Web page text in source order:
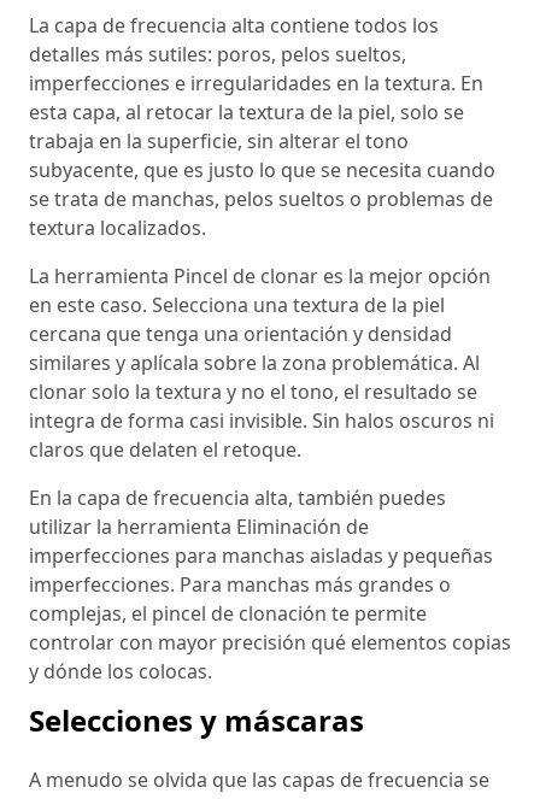
La capa de frecuencia alta contiene todos los
detalles más sutiles: poros, pelos sueltos,
imperfecciones e irregularidades en la textura. En
esta capa, al retocar la textura de la piel, solo se
trabaja en la superficie, sin alterar el tono
subyacente, que es justo lo que se necesita cuando
se trata de manchas, pelos sueltos o problemas de
textura localizados.
La herramienta Pincel de clonar es la mejor opción
en este caso. Selecciona una textura de la piel
cercana que tenga una orientación y densidad
similares y aplícala sobre la zona problemática. Al
clonar solo la textura y no el tono, el resultado se
integra de forma casi invisible. Sin halos oscuros ni
claros que delaten el retoque.
En la capa de frecuencia alta, también puedes
utilizar la herramienta Eliminación de
imperfecciones para manchas aisladas y pequeñas
imperfecciones. Para manchas más grandes o
complejas, el pincel de clonación te permite
controlar con mayor precisión qué elementos copias
y dónde los colocas.
Selecciones y máscaras
A menudo se olvida que las capas de frecuencia se